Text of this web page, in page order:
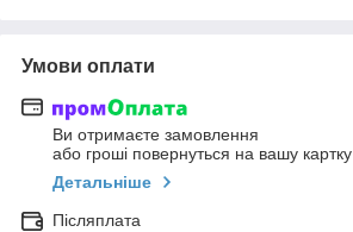
Умови оплати
Ви отримаєте замовлення
або гроші повернуться на вашу картку
Детальніше
Післяплата